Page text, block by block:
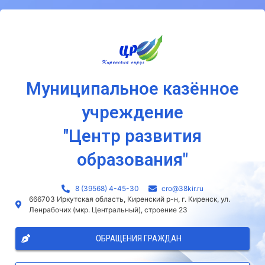
Муниципальное казённое
учреждение
"Центр развития
образования"
8 (39568) 4-45-30
сro@38kir.ru
666703 Иркутская область, Киренский р-н, г. Киренск, ул.
Ленрабочих (мкр. Центральный), строение 23
ОБРАЩЕНИЯ ГРАЖДАН